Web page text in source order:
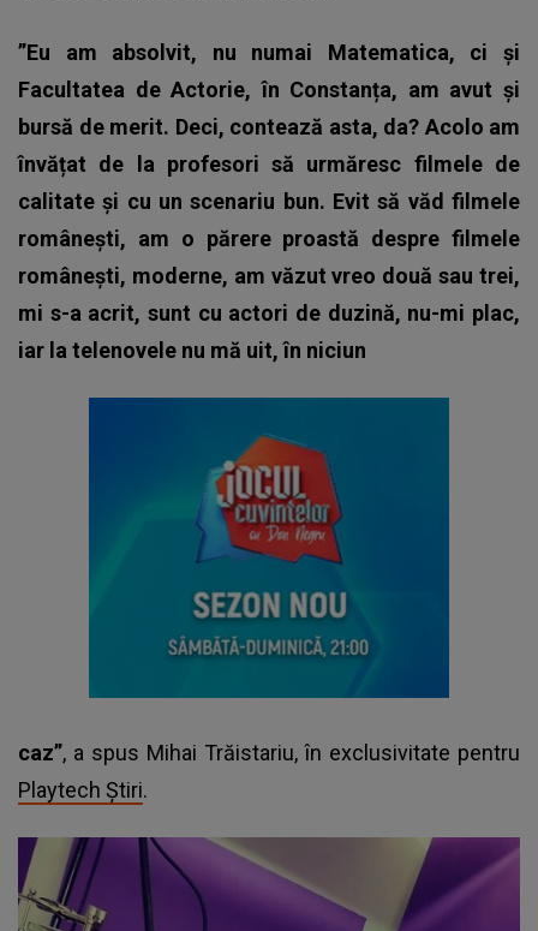
”Eu am absolvit, nu numai Matematica, ci și
Facultatea de Actorie, în Constanța, am avut și
bursă de merit. Deci, contează asta, da? Acolo am
învățat de la profesori să urmăresc filmele de
calitate și cu un scenariu bun. Evit să văd filmele
românești, am o părere proastă despre filmele
românești, moderne, am văzut vreo două sau trei,
mi s-a acrit, sunt cu actori de duzină, nu-mi plac,
iar la telenovele nu mă uit, în niciun
caz”, a spus Mihai Trăistariu, în exclusivitate pentru
Playtech Știri.